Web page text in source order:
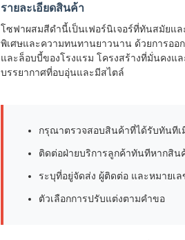
รายละเอียดสินค้า
โซฟาผสมสีดำนี้เป็นเฟอร์นิเจอร์ที่ทันสมัยแ
พิเศษและความทนทานยาวนาน ด้วยการออ
และล็อบบี้ของโรงแรม โครงสร้างที่มั่นคงแ
บรรยากาศที่อบอุ่นและมีสไตล์
กรุณาตรวจสอบสินค้าที่ได้รับทันทีเ
ติดต่อฝ่ายบริการลูกค้าทันทีหากสิน
ระบุที่อยู่จัดส่ง ผู้ติดต่อ และหมายเ
ตัวเลือกการปรับแต่งตามคำขอ